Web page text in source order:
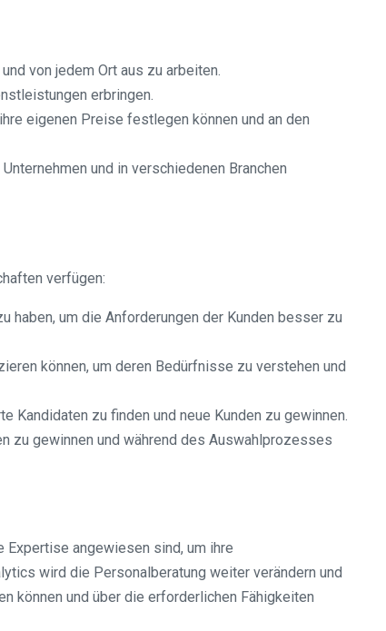
von jedem Ort aus zu arbeiten.
erbringen.
eigenen Preise festlegen können und an den
und in verschiedenen Branchen
verfügen:
haben, um die Anforderungen der Kunden besser zu
können, um deren Bedürfnisse zu verstehen und
Kandidaten zu finden und neue Kunden zu gewinnen.
zu gewinnen und während des Auswahlprozesses
angewiesen sind, um ihre
wird die Personalberatung weiter verändern und
können und über die erforderlichen Fähigkeiten